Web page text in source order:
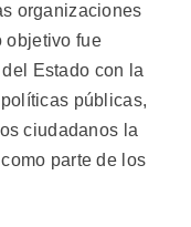
organizaciones
objetivo fue
Estado con la
públicas,
ciudadanos la
parte de los